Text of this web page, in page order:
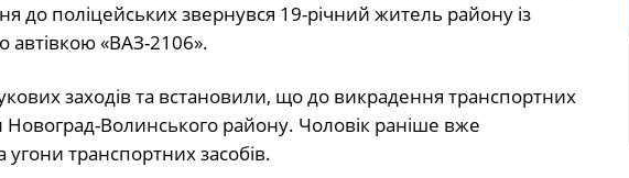
до поліцейських звернувся 19-річний житель району із
автівкою «ВАЗ-2106».
заходів та встановили, що до викрадення транспортних
Новоград-Волинського району. Чоловік раніше вже
угони транспортних засобів.